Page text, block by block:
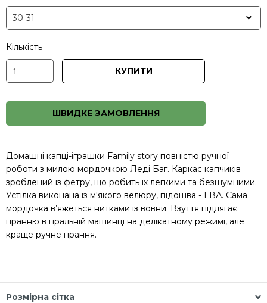
Кількість
КУПИТИ
ШВИДКЕ ЗАМОВЛЕННЯ
Домашні капці-іграшки Family story повністю ручної
роботи з милою мордочкою Леді Баг. Каркас капчиків
зроблений із фетру, що робить їх легкими та безшумними.
Устілка виконана із м'якого велюру, підошва - ЕВА. Сама
мордочка в’яжеться нитками із вовни. Взуття підлягає
пранню в пральній машинці на делікатному режимі, але
краще ручне прання.
Розмірна сітка